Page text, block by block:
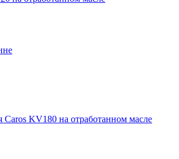
Caros KV180 на отработанном масле